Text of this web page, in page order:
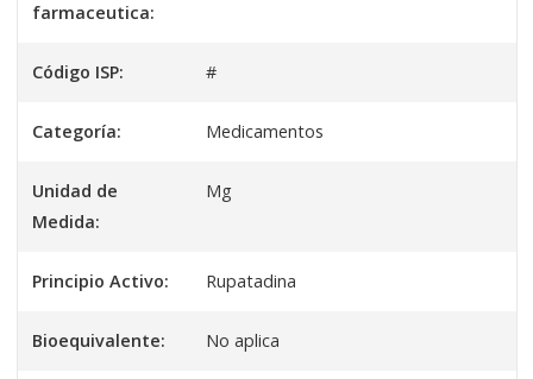
farmaceutica:
Código ISP: #
Categoría: Medicamentos
Unidad de
Medida:
Mg
Principio Activo: Rupatadina
Bioequivalente: No aplica